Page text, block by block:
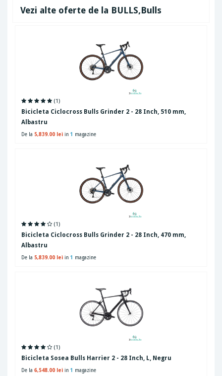
Vezi alte oferte de la BULLS,Bulls
(1)
Bicicleta Ciclocross Bulls Grinder 2 - 28 Inch, 510 mm,
Albastru
De la 5,839.00 lei in 1 magazine
(1)
Bicicleta Ciclocross Bulls Grinder 2 - 28 Inch, 470 mm,
Albastru
De la 5,839.00 lei in 1 magazine
(1)
Bicicleta Sosea Bulls Harrier 2 - 28 Inch, L, Negru
De la 6,548.00 lei in 1 magazine